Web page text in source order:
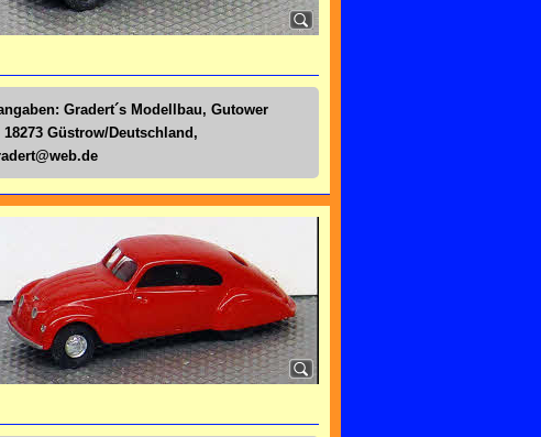
Gradert´s Modellbau, Gutower
18273 Güstrow/Deutschland,